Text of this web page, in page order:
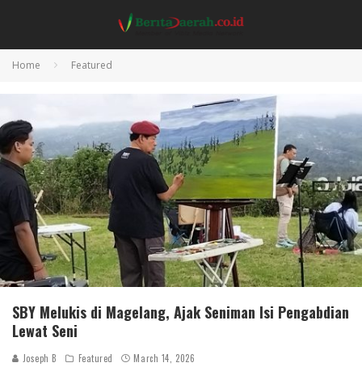
Home Featured
SBY Melukis di Magelang, Ajak Seniman Isi Pengabdian
Lewat Seni
Joseph B Featured March 14, 2026